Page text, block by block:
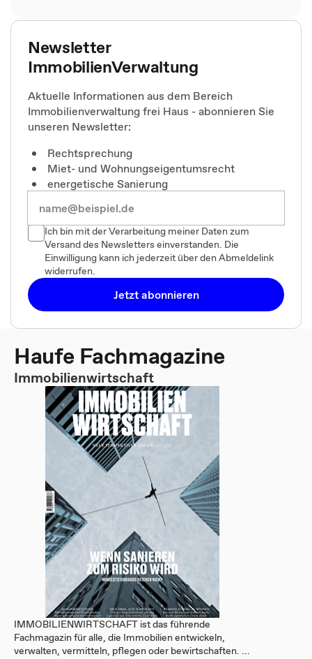
Newsletter
ImmobilienVerwaltung
Aktuelle Informationen aus dem Bereich
Immobilienverwaltung frei Haus - abonnieren Sie
unseren Newsletter:
Rechtsprechung
Miet- und Wohnungseigentumsrecht
energetische Sanierung
Ich bin mit der Verarbeitung meiner Daten zum
Versand des Newsletters einverstanden. Die
Einwilligung kann ich jederzeit über den Abmeldelink
widerrufen.
Jetzt abonnieren
Haufe Fachmagazine
Immobilienwirtschaft
IMMOBILIENWIRTSCHAFT ist das führende
Fachmagazin für alle, die Immobilien entwickeln,
verwalten, vermitteln, pflegen oder bewirtschaften. ...